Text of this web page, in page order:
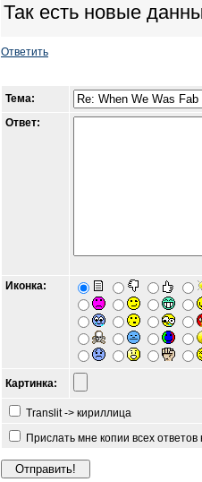
Так есть новые
Ответить
Тема:
Ответ:
Иконка:
Картинка:
Translit -> кириллица
Прислать мне копии всех